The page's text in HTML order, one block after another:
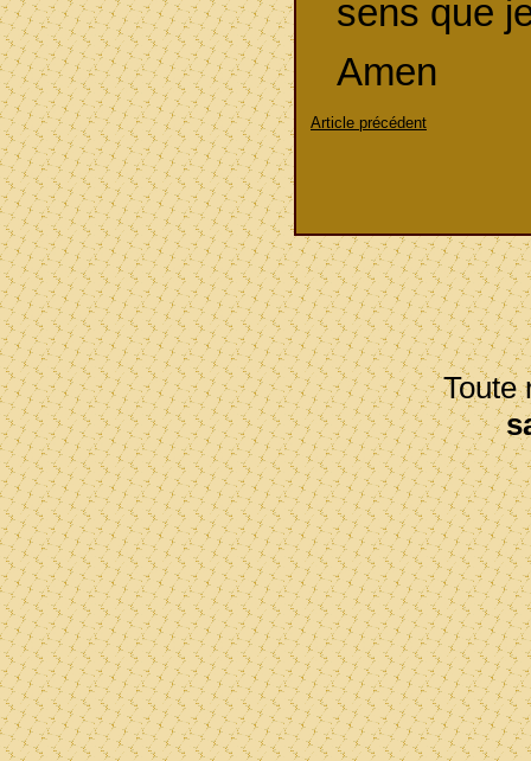
sens que
Amen
Article précédent
Toute